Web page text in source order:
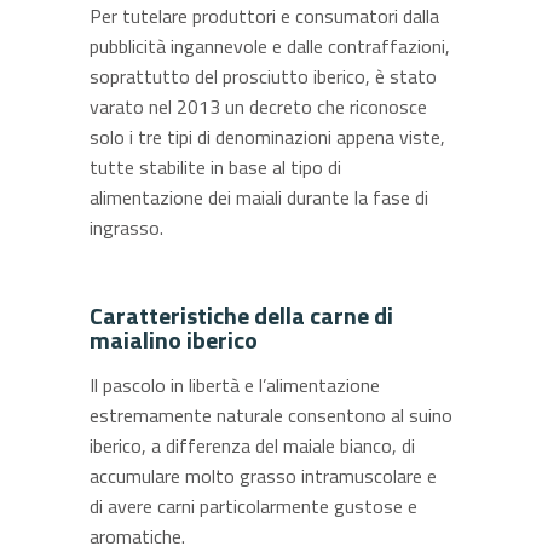
Per tutelare produttori e consumatori dalla
pubblicità ingannevole e dalle contraffazioni,
soprattutto del prosciutto iberico, è stato
varato nel 2013 un decreto che riconosce
solo i tre tipi di denominazioni appena viste,
tutte stabilite in base al tipo di
alimentazione dei maiali durante la fase di
ingrasso.
Caratteristiche della carne di
maialino iberico
Il pascolo in libertà e l’alimentazione
estremamente naturale consentono al suino
iberico, a differenza del maiale bianco, di
accumulare molto grasso intramuscolare e
di avere carni particolarmente gustose e
aromatiche.